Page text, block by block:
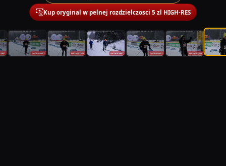
Kup oryginal w pelnej rozdzielczosci 5 zl HIGH-RES